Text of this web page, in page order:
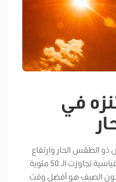
في
الطقس الحار وارتفاع
درجات الحرارة لمستويات قياسية تجاوزت الـ 50 مئوية
الصيف هو أفضل وقت